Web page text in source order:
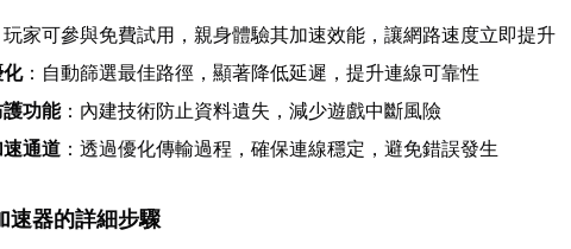
玩家可參與免費試用，親身體驗其加速效能，讓網路速度立即提升
：自動篩選最佳路徑，顯著降低延遲，提升連線可靠性
功能：內建技術防止資料遺失，減少遊戲中斷風險
通道 ：透過優化傳輸過程，確保連線穩定，避免錯誤發生
速器的詳細步驟